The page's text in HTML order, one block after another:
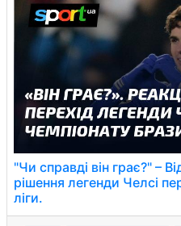
"Чи справді він грає?" –
рішення легенди Челсі
ліги.